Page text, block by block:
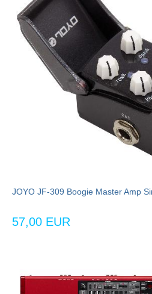
JOYO JF-309 Boogie Master Amp
57,00 EUR